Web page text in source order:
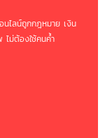
นไลน์ถูกกฎหมาย เงิน
ไม่ต้องใช้คนค้ำ